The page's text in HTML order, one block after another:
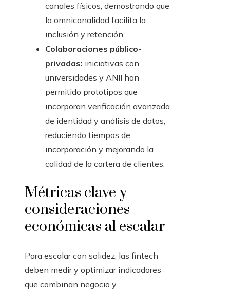
canales físicos, demostrando que
la omnicanalidad facilita la
inclusión y retención.
Colaboraciones público-
privadas: iniciativas con
universidades y ANII han
permitido prototipos que
incorporan verificación avanzada
de identidad y análisis de datos,
reduciendo tiempos de
incorporación y mejorando la
calidad de la cartera de clientes.
Métricas clave y
consideraciones
económicas al escalar
Para escalar con solidez, las fintech
deben medir y optimizar indicadores
que combinan negocio y